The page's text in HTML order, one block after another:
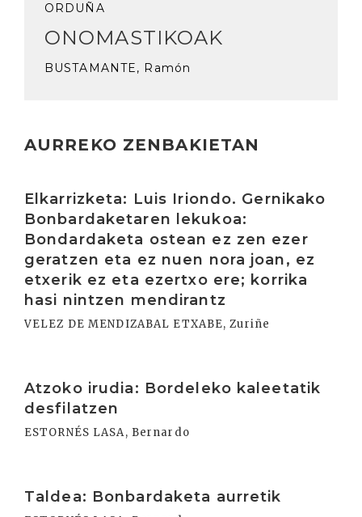
ORDUÑA
ONOMASTIKOAK
BUSTAMANTE, Ramón
AURREKO ZENBAKIETAN
Elkarrizketa: Luis Iriondo. Gernikako
Bonbardaketaren lekukoa:
Bondardaketa ostean ez zen ezer
geratzen eta ez nuen nora joan, ez
etxerik ez eta ezertxo ere; korrika
hasi nintzen mendirantz
VELEZ DE MENDIZABAL ETXABE, Zuriñe
Atzoko irudia: Bordeleko kaleetatik
desfilatzen
ESTORNÉS LASA, Bernardo
Taldea: Bonbardaketa aurretik